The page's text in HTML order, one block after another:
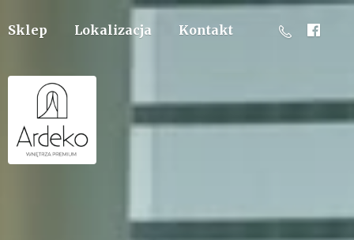
Sklep Lokalizacja Kontakt